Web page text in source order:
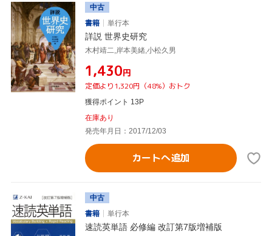
中古
書籍
単行本
詳説 世界史研究
木村靖二,岸本美緒,小松久男
¥1,430円
定価より1,320円（48%）おトク
獲得ポイント 13P
在庫あり
発売年月日：2017/12/03
カートへ追加
中古
書籍
単行本
速読英単語 必修編 改訂第7版増補版